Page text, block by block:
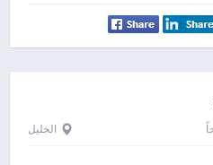
الخليل